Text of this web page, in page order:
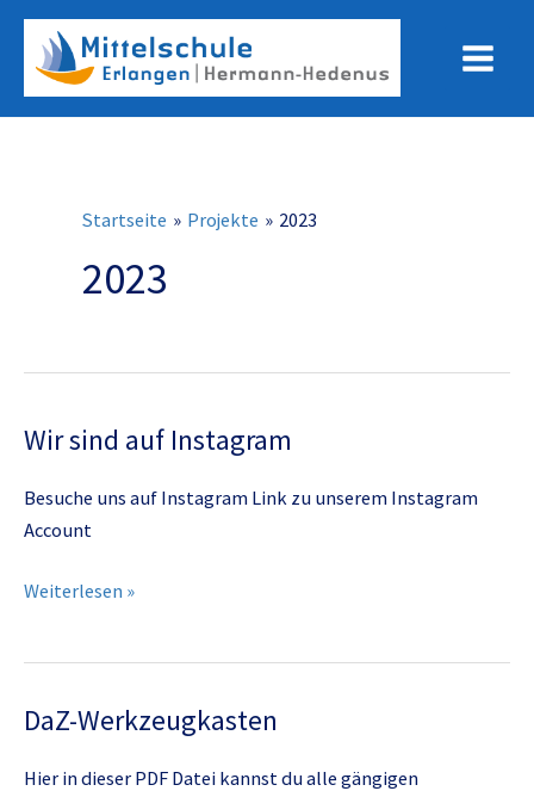
Zum
Inhalt
springen
Main
Startseite Projekte 2023
2023
Wir sind auf Instagram
Besuche uns auf Instagram Link zu unserem Instagram
Account
Wir
Weiterlesen »
DaZ-Werkzeugkasten
Hier in dieser PDF Datei kannst du alle gängigen